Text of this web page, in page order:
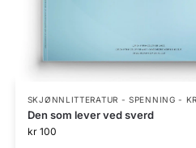
SKJØNNLITTERATUR - SPENNING -
Den som lever ved sverd
kr100